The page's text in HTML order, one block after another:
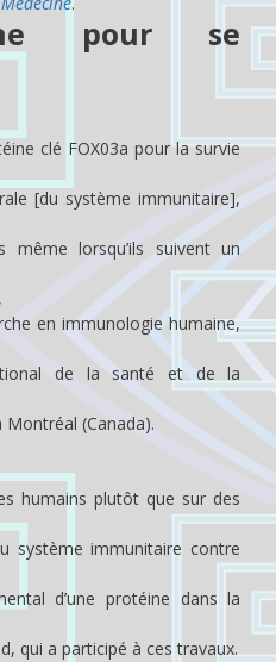
pour se
clé FOX03a pour la survie
[du système immunitaire],
même lorsqu’ils suivent un
,
en immunologie humaine,
de la santé et de la
(Canada).
humains plutôt que sur des
système immunitaire contre
d’une protéine dans la
qui a participé à ces travaux.